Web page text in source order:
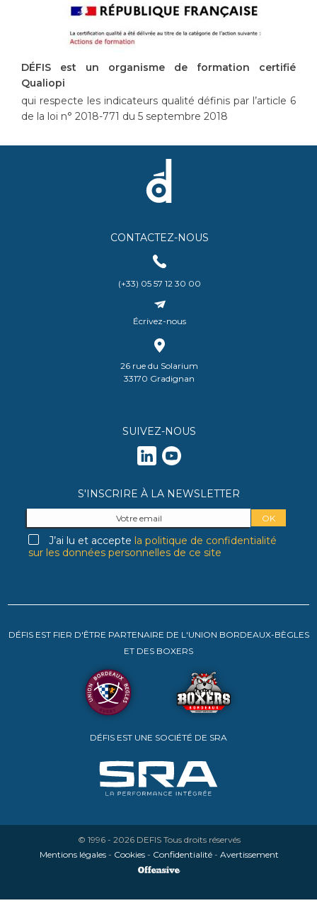
DÉFIS est un organisme de formation certifié
Qualiopi
qui respecte les indicateurs qualité définis par l’article 6
de la loi n° 2018-771 du 5 septembre 2018
CONTACTEZ-NOUS
(+33) 05 57 12 30 00
Écrivez-nous
26 rue du Solarium
33170 Gradignan
SUIVEZ-NOUS
S'INSCRIRE À LA NEWSLETTER
J’ai lu et accepte la politique de confidentialité
sur les données personnelles de ce site
DÉFIS EST FIER D'ÊTRE PARTENAIRE DE L'UNION BORDEAUX-BÈGLES
ET DES BOXERS
DÉFIS EST UNE SOCIÉTÉ DE SRA
© 1996 - 2026 DEFIS Tous droits réservés
Mentions légales- Cookies- Confidentialité- Avertissement